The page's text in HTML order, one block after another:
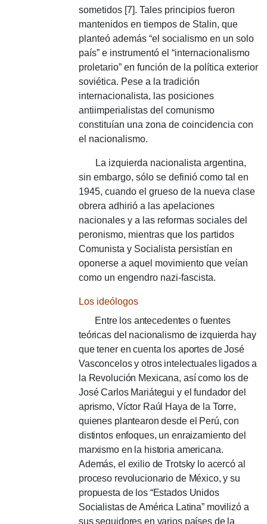
sometidos [7]. Tales principios fueron
mantenidos en tiempos de Stalin, que
planteó además “el socialismo en un solo
país” e instrumentó el “internacionalismo
proletario” en función de la política exterior
soviética. Pese a la tradición
internacionalista, las posiciones
antiimperialistas del comunismo
constituían una zona de coincidencia con
el nacionalismo.
La izquierda nacionalista argentina,
sin embargo, sólo se definió como tal en
1945, cuando el grueso de la nueva clase
obrera adhirió a las apelaciones
nacionales y a las reformas sociales del
peronismo, mientras que los partidos
Comunista y Socialista persistían en
oponerse a aquel movimiento que veían
como un engendro nazi-fascista.
Los ideólogos
Entre los antecedentes o fuentes
teóricas del nacionalismo de izquierda hay
que tener en cuenta los aportes de José
Vasconcelos y otros intelectuales ligados a
la Revolución Mexicana, así como los de
José Carlos Mariátegui y el fundador del
aprismo, Víctor Raúl Haya de la Torre,
quienes plantearon desde el Perú, con
distintos enfoques, un enraizamiento del
marxismo en la historia americana.
Además, el exilio de Trotsky lo acercó al
proceso revolucionario de México, y su
propuesta de los “Estados Unidos
Socialistas de América Latina” movilizó a
sus seguidores en varios países de la